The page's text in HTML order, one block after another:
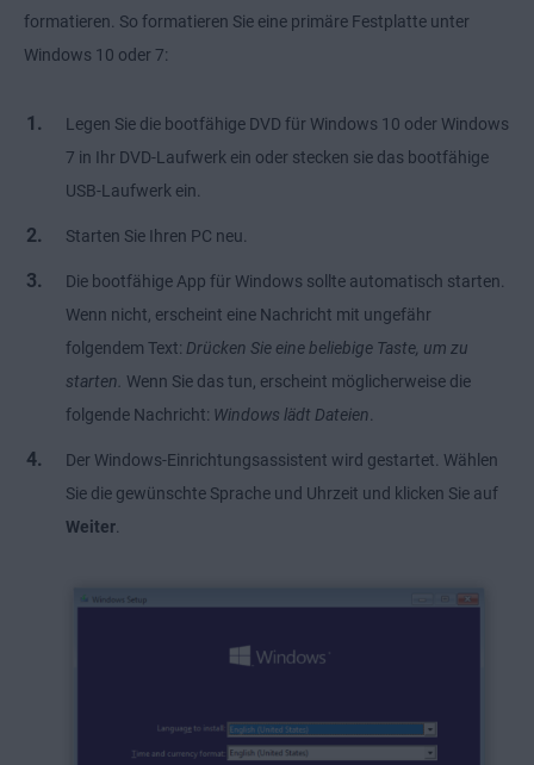
formatieren. So formatieren Sie eine primäre Festplatte unter
Windows 10 oder 7:
Legen Sie die bootfähige DVD für Windows 10 oder Windows
7 in Ihr DVD-Laufwerk ein oder stecken sie das bootfähige
USB-Laufwerk ein.
Starten Sie Ihren PC neu.
Die bootfähige App für Windows sollte automatisch starten.
Wenn nicht, erscheint eine Nachricht mit ungefähr
folgendem Text: Drücken Sie eine beliebige Taste, um zu
starten. Wenn Sie das tun, erscheint möglicherweise die
folgende Nachricht: Windows lädt Dateien.
Der Windows-Einrichtungsassistent wird gestartet. Wählen
Sie die gewünschte Sprache und Uhrzeit und klicken Sie auf
Weiter.